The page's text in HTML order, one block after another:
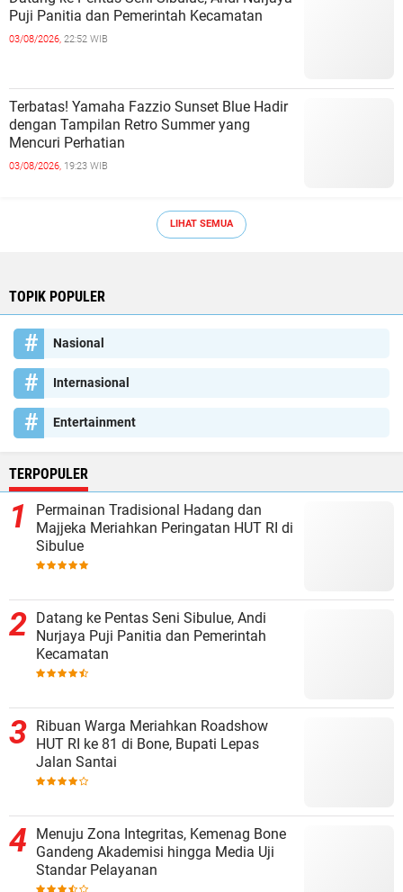
Puji Panitia dan Pemerintah Kecamatan
03/08/2026, 22:52 WIB
Terbatas! Yamaha Fazzio Sunset Blue Hadir
dengan Tampilan Retro Summer yang
Mencuri Perhatian
03/08/2026, 19:23 WIB
LIHAT SEMUA
TOPIK POPULER
Nasional
Internasional
Entertainment
TERPOPULER
Permainan Tradisional Hadang dan
Majjeka Meriahkan Peringatan HUT RI di
Sibulue
Datang ke Pentas Seni Sibulue, Andi
Nurjaya Puji Panitia dan Pemerintah
Kecamatan
Ribuan Warga Meriahkan Roadshow
HUT RI ke 81 di Bone, Bupati Lepas
Jalan Santai
Menuju Zona Integritas, Kemenag Bone
Gandeng Akademisi hingga Media Uji
Standar Pelayanan